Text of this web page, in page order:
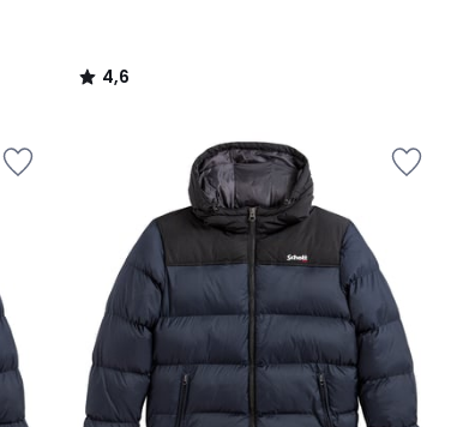
4,6
/